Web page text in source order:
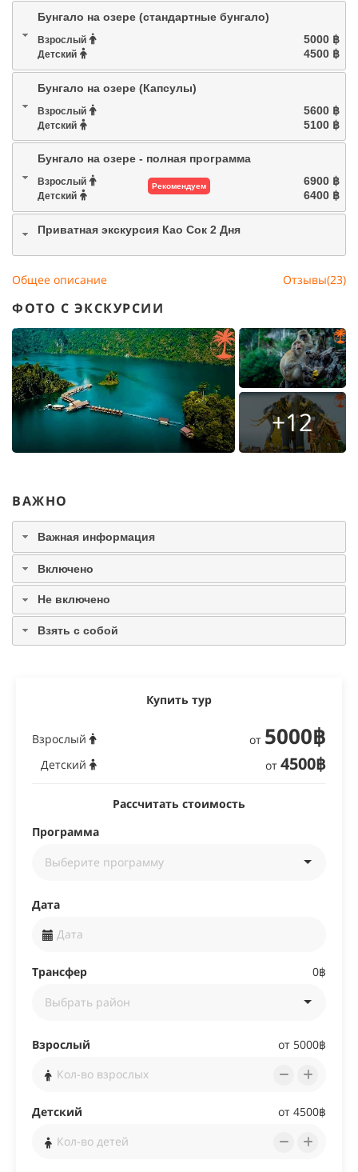
Бунгало на озере (стандартные бунгало)
Взрослый 5000 ฿
Детский 4500 ฿
Бунгало на озере (Капсулы)
Взрослый 5600 ฿
Детский 5100 ฿
Рекомендуем
Бунгало на озере - полная программа
Взрослый 6900 ฿
Детский 6400 ฿
Приватная экскурсия Као Сок 2 Дня
Общее описание Отзывы(23)
ФОТО С ЭКСКУРСИИ
+12
ВАЖНО
Важная информация
Включено
Не включено
Взять с собой
Купить тур
Взрослый
Детский
от 5000฿
от 4500฿
Рассчитать стоимость
Программа
Дата
Трансфер 0฿
Взрослый от 5000฿
Детский от 4500฿